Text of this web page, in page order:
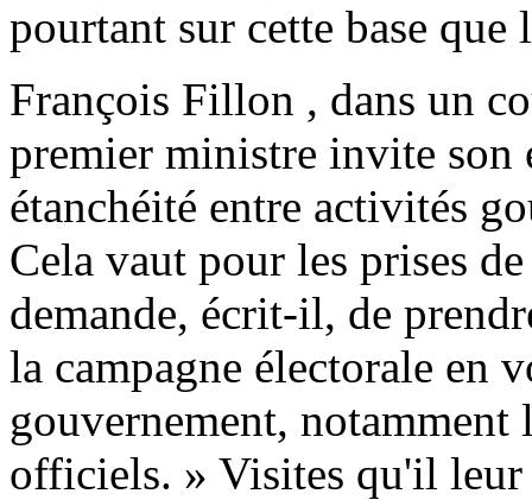
pourtant sur cette base
François Fillon , dans un
premier ministre invite son
étanchéité entre activités
Cela vaut pour les prises
demande, écrit-il, de
la campagne électorale en
gouvernement, notamment
officiels. » Visites qu'il leur